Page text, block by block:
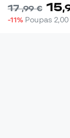
17,99 € 15,
-11% Poupas